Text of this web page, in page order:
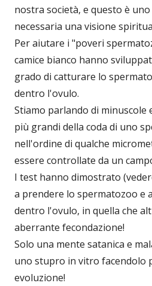
nostra società, e questo è
necessaria una visione
Per aiutare i "poveri
camice bianco hanno
grado di catturare lo
dentro l'ovulo.
Stiamo parlando di minuscole
più grandi della coda di uno
nell'ordine di qualche
essere controllate da un
I test hanno dimostrato
a prendere lo spermatozoo e
dentro l'ovulo, in quella che
aberrante fecondazione!
Solo una mente satanica e
uno stupro in vitro facendolo
evoluzione!